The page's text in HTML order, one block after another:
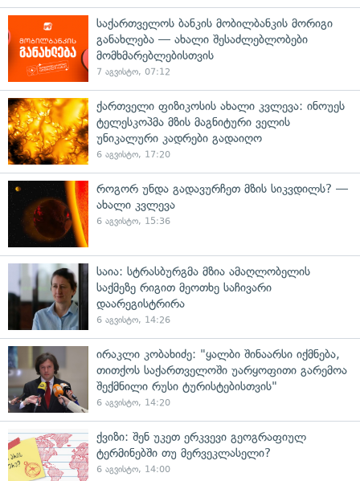
საქართველოს ბანკის მობილბანკის მორიგი
განახლება — ახალი შესაძლებლობები
მომხმარებლებისთვის
7 აგვისტო, 07:12
ქართველი ფიზიკოსის ახალი კვლევა: ინოუეს
ტელესკოპმა მზის მაგნიტური ველის
უნიკალური კადრები გადაიღო
6 აგვისტო, 17:20
როგორ უნდა გადავურჩეთ მზის სიკვდილს? —
ახალი კვლევა
6 აგვისტო, 15:36
საია: სტრასბურგმა მზია ამაღლობელის
საქმეზე რიგით მეოთხე საჩივარი
დაარეგისტრირა
6 აგვისტო, 14:26
ირაკლი კობახიძე: "ყალბი შინაარსი იქმნება,
თითქოს საქართველოში უარყოფითი გარემოა
შექმნილი რუსი ტურისტებისთვის"
6 აგვისტო, 14:20
ქვიზი: შენ უკეთ ერკვევი გეოგრაფიულ
ტერმინებში თუ მერვეკლასელი?
6 აგვისტო, 14:00